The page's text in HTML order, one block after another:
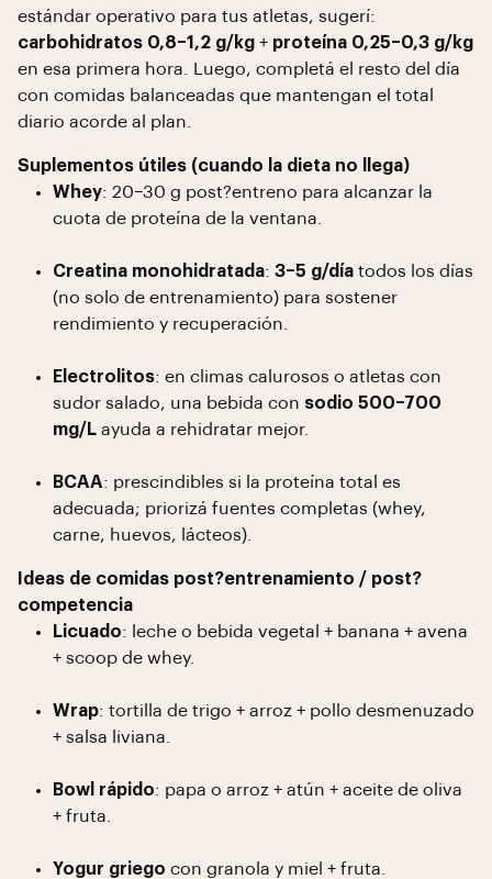
estándar operativo para tus atletas, sugerí:
carbohidratos 0,8–1,2 g/kg + proteína 0,25–0,3 g/kg
en esa primera hora. Luego, completá el resto del día
con comidas balanceadas que mantengan el total
diario acorde al plan.
Suplementos útiles (cuando la dieta no llega)
Whey: 20–30 g post?entreno para alcanzar la
cuota de proteína de la ventana.
Creatina monohidratada: 3–5 g/día todos los días
(no solo de entrenamiento) para sostener
rendimiento y recuperación.
Electrolitos: en climas calurosos o atletas con
sudor salado, una bebida con sodio 500–700
mg/L ayuda a rehidratar mejor.
BCAA: prescindibles si la proteína total es
adecuada; priorizá fuentes completas (whey,
carne, huevos, lácteos).
Ideas de comidas post?entrenamiento / post?
competencia
Licuado: leche o bebida vegetal + banana + avena
+ scoop de whey.
Wrap: tortilla de trigo + arroz + pollo desmenuzado
+ salsa liviana.
Bowl rápido: papa o arroz + atún + aceite de oliva
+ fruta.
Yogur griego con granola y miel + fruta.